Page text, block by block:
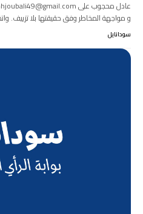
و مواجهة المخاطر وفق حقيقتها بلا تزييف.
سودانايل